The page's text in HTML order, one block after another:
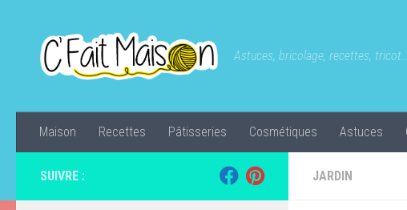
Astuces, bricolage, recettes,
Maison Recettes Pâtisseries Cosmétiques Astuces
JARDIN
SUIVRE :